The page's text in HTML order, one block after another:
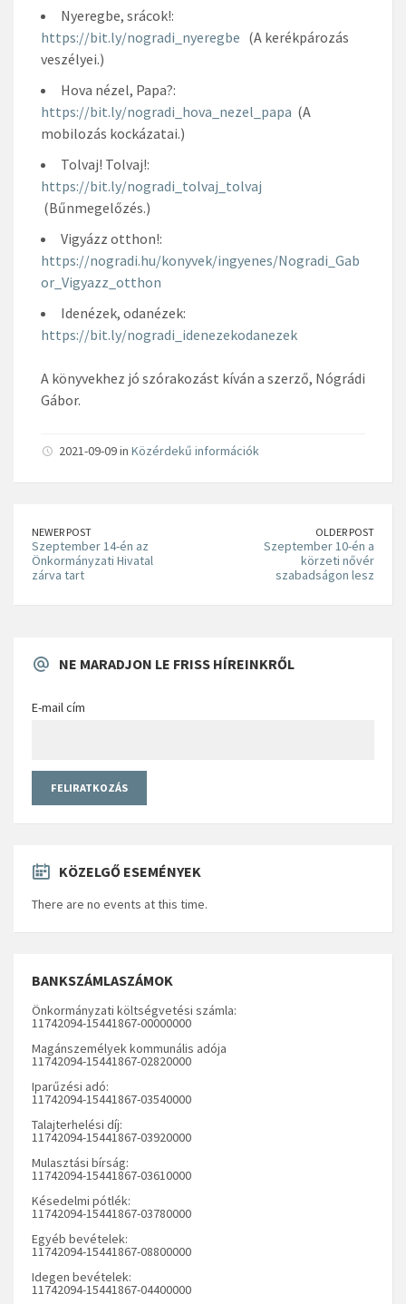
Nyeregbe, srácok!:
https://bit.ly/nogradi_nyeregbe (A kerékpározás
veszélyei.)
Hova nézel, Papa?:
https://bit.ly/nogradi_hova_nezel_papa (A
mobilozás kockázatai.)
Tolvaj! Tolvaj!:
https://bit.ly/nogradi_tolvaj_tolvaj
(Bűnmegelőzés.)
Vigyázz otthon!:
https://nogradi.hu/konyvek/ingyenes/Nogradi_Gab
or_Vigyazz_otthon
Idenézek, odanézek:
https://bit.ly/nogradi_idenezekodanezek
A könyvekhez jó szórakozást kíván a szerző, Nógrádi
Gábor.
2021-09-09 in Közérdekű információk
NEWER POST
Szeptember 14-én az
Önkormányzati Hivatal
zárva tart
OLDER POST
Szeptember 10-én a
körzeti nővér
szabadságon lesz
NE MARADJON LE FRISS HÍREINKRŐL
E-mail cím
KÖZELGŐ ESEMÉNYEK
There are no events at this time.
BANKSZÁMLASZÁMOK
Önkormányzati költségvetési számla:
11742094-15441867-00000000
Magánszemélyek kommunális adója
11742094-15441867-02820000
Iparűzési adó:
11742094-15441867-03540000
Talajterhelési díj:
11742094-15441867-03920000
Mulasztási bírság:
11742094-15441867-03610000
Késedelmi pótlék:
11742094-15441867-03780000
Egyéb bevételek:
11742094-15441867-08800000
Idegen bevételek:
11742094-15441867-04400000